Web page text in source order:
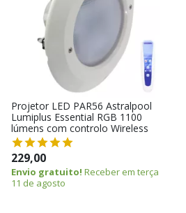
Projetor LED PAR56 Astralpool
Lumiplus Essential RGB 1100
lúmens com controlo Wireless
229,00
Envio gratuito! Receber em terça
11 de agosto